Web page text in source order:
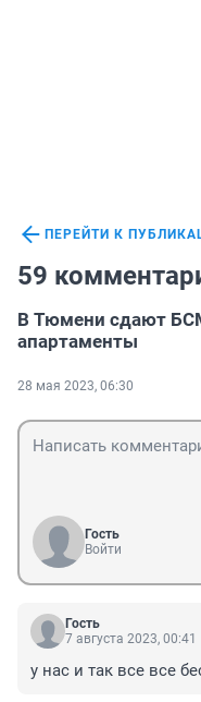
ПЕРЕЙТИ К
59
В Тюмени сдают
апартаменты
28 мая 2023, 06:30
Гость
Войти
Гость
7 августа 2023, 00:41
у нас и так все все